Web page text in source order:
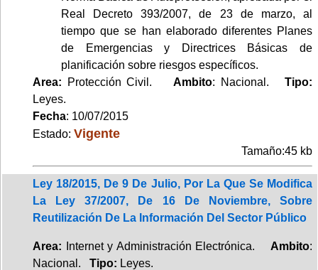
Real Decreto 393/2007, de 23 de marzo, al
tiempo que se han elaborado diferentes Planes
de Emergencias y Directrices Básicas de
planificación sobre riesgos específicos.
Area: Protección Civil. Ambito: Nacional. Tipo:
Leyes.
Fecha: 10/07/2015
Estado: Vigente
Tamaño:45 kb
Ley 18/2015, De 9 De Julio, Por La Que Se Modifica
La Ley 37/2007, De 16 De Noviembre, Sobre
Reutilización De La Información Del Sector Público
Area: Internet y Administración Electrónica. Ambito:
Nacional. Tipo: Leyes.